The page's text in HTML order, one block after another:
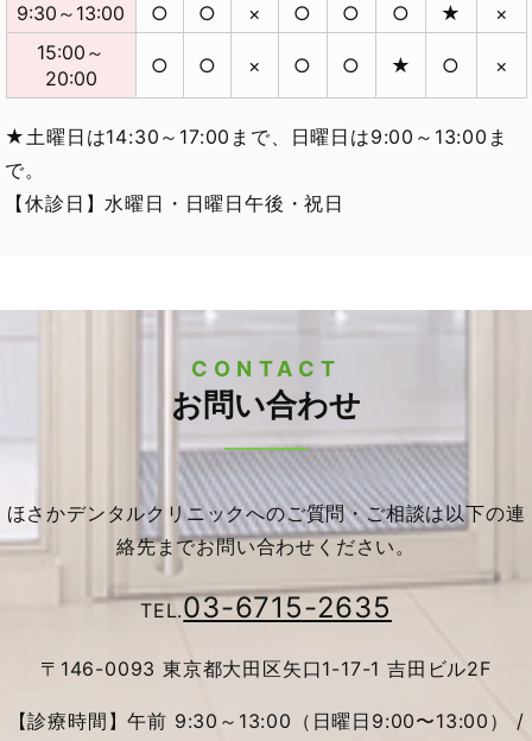
9:30～13:00
○ ○ × ○ ○ ○ ★
×
15:00～
20:00
○ ○ × ○ ○ ★ ○ ×
★土曜日は14:30～17:00まで、日曜日は9:00～13:00ま
で。
【休診日】水曜日・日曜日午後・祝日
CONTACT
お問い合わせ
ほさかデンタルクリニックへのご質問・ご相談は以下の連
絡先までお問い合わせください。
TEL.03-6715-2635
〒146-0093 東京都大田区矢口1-17-1 吉田ビル2F
【診療時間】午前 9:30～13:00（日曜日9:00〜13:00） /